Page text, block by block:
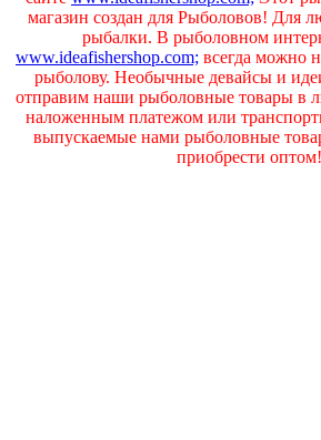
магазин создан для Рыболовов! Для
рыбалки. В рыболовном
www.ideafishershop.com; всегда можно
рыболову. Необычные девайсы и
отправим наши рыболовные товары в
наложенным платежом или
выпускаемые нами рыболовные
приобрести оптом!